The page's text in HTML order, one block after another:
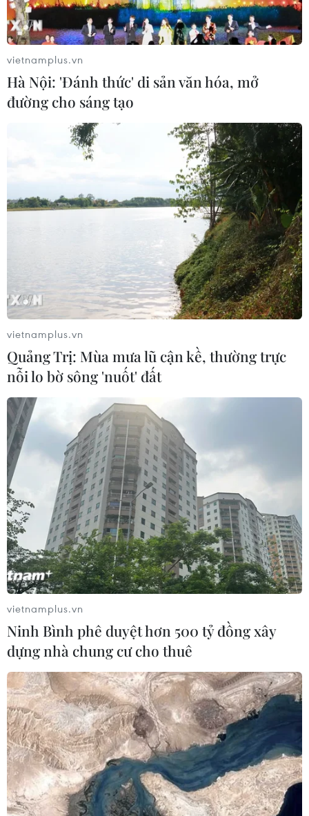
vietnamplus.vn
Hà Nội: 'Đánh thức' di sản văn hóa, mở
đường cho sáng tạo
vietnamplus.vn
Quảng Trị: Mùa mưa lũ cận kề, thường trực
nỗi lo bờ sông 'nuốt' đất
vietnamplus.vn
Ninh Bình phê duyệt hơn 500 tỷ đồng xây
dựng nhà chung cư cho thuê